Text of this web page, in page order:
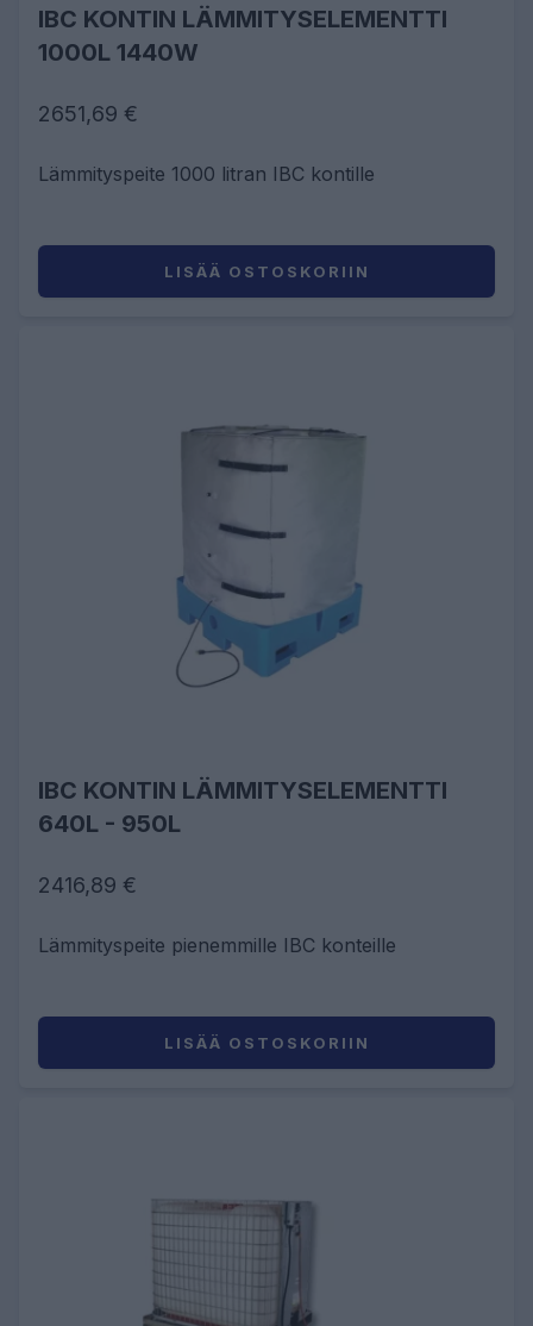
IBC KONTIN LÄMMITYSELEMENTTI
1000L 1440W
2651,69 €
Lämmityspeite 1000 litran IBC kontille
LISÄÄ OSTOSKORIIN
IBC KONTIN LÄMMITYSELEMENTTI
640L - 950L
2416,89 €
Lämmityspeite pienemmille IBC konteille
LISÄÄ OSTOSKORIIN